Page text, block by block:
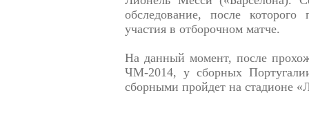
обследование, после
участия в отборочном матче.
На данный момент, после
ЧМ-2014, у сборных
сборными пройдет на стадионе